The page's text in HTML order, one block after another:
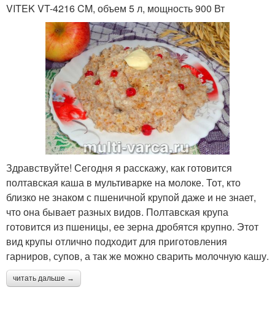
VITEK VT-4216 CM, объем 5 л, мощность 900 Вт
Здравствуйте! Сегодня я расскажу, как готовится
полтавская каша в мультиварке на молоке. Тот, кто
близко не знаком с пшеничной крупой даже и не знает,
что она бывает разных видов. Полтавская крупа
готовится из пшеницы, ее зерна дробятся крупно. Этот
вид крупы отлично подходит для приготовления
гарниров, супов, а так же можно сварить молочную кашу.
читать дальше →